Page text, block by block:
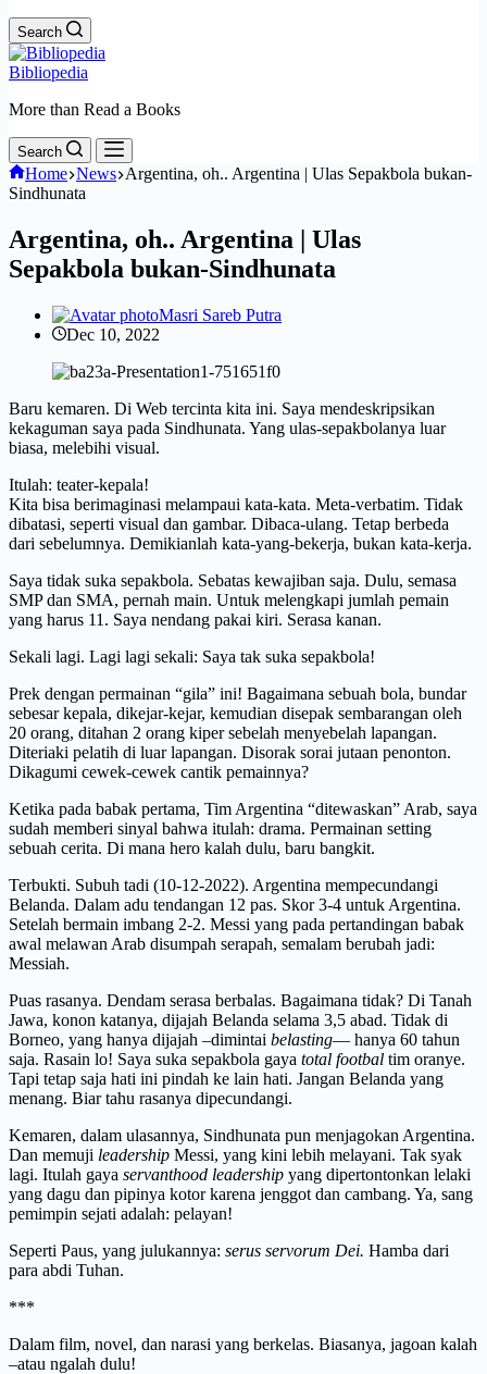
Search
Bibliopedia
More than Read a Books
Search
Home News Argentina, oh.. Argentina | Ulas Sepakbola bukan-
Sindhunata
Argentina, oh.. Argentina | Ulas
Sepakbola bukan-Sindhunata
Masri Sareb Putra
Dec 10, 2022
Baru kemaren. Di Web tercinta kita ini. Saya mendeskripsikan
kekaguman saya pada Sindhunata. Yang ulas-sepakbolanya luar
biasa, melebihi visual.
Itulah: teater-kepala!
Kita bisa berimaginasi melampaui kata-kata. Meta-verbatim. Tidak
dibatasi, seperti visual dan gambar. Dibaca-ulang. Tetap berbeda
dari sebelumnya. Demikianlah kata-yang-bekerja, bukan kata-kerja.
Saya tidak suka sepakbola. Sebatas kewajiban saja. Dulu, semasa
SMP dan SMA, pernah main. Untuk melengkapi jumlah pemain
yang harus 11. Saya nendang pakai kiri. Serasa kanan.
Sekali lagi. Lagi lagi sekali: Saya tak suka sepakbola!
Prek dengan permainan “gila” ini! Bagaimana sebuah bola, bundar
sebesar kepala, dikejar-kejar, kemudian disepak sembarangan oleh
20 orang, ditahan 2 orang kiper sebelah menyebelah lapangan.
Diteriaki pelatih di luar lapangan. Disorak sorai jutaan penonton.
Dikagumi cewek-cewek cantik pemainnya?
Ketika pada babak pertama, Tim Argentina “ditewaskan” Arab, saya
sudah memberi sinyal bahwa itulah: drama. Permainan setting
sebuah cerita. Di mana hero kalah dulu, baru bangkit.
Terbukti. Subuh tadi (10-12-2022). Argentina mempecundangi
Belanda. Dalam adu tendangan 12 pas. Skor 3-4 untuk Argentina.
Setelah bermain imbang 2-2. Messi yang pada pertandingan babak
awal melawan Arab disumpah serapah, semalam berubah jadi:
Messiah.
Puas rasanya. Dendam serasa berbalas. Bagaimana tidak? Di Tanah
Jawa, konon katanya, dijajah Belanda selama 3,5 abad. Tidak di
Borneo, yang hanya dijajah –dimintai belasting— hanya 60 tahun
saja. Rasain lo! Saya suka sepakbola gaya total footbal tim oranye.
Tapi tetap saja hati ini pindah ke lain hati. Jangan Belanda yang
menang. Biar tahu rasanya dipecundangi.
Kemaren, dalam ulasannya, Sindhunata pun menjagokan Argentina.
Dan memuji leadership Messi, yang kini lebih melayani. Tak syak
lagi. Itulah gaya servanthood leadership yang dipertontonkan lelaki
yang dagu dan pipinya kotor karena jenggot dan cambang. Ya, sang
pemimpin sejati adalah: pelayan!
Seperti Paus, yang julukannya: serus servorum Dei. Hamba dari
para abdi Tuhan.
***
Dalam film, novel, dan narasi yang berkelas. Biasanya, jagoan kalah
–atau ngalah dulu!